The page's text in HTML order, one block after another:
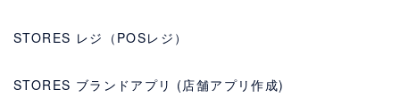
STORES レジ（POSレジ）
STORES ブランドアプリ (店舗アプリ作成)